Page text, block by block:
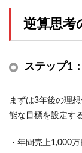
逆算思考
ステップ1
まずは3年後の理
能な目標を設定す
・年間売上1,000万